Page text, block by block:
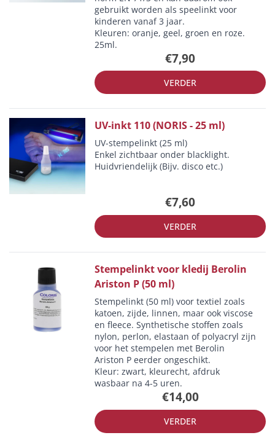
gebruikt worden als speelinkt voor
kinderen vanaf 3 jaar.
Kleuren: oranje, geel, groen en roze.
25ml.
€7,90
VERDER
UV-inkt 110 (NORIS - 25 ml)
UV-stempelinkt (25 ml)
Enkel zichtbaar onder blacklight.
Huidvriendelijk (Bijv. disco etc.)
€7,60
VERDER
Stempelinkt voor kledij Berolin
Ariston P (50 ml)
Stempelinkt (50 ml) voor textiel zoals
katoen, zijde, linnen, maar ook viscose
en fleece. Synthetische stoffen zoals
nylon, perlon, elastaan of polyacryl zijn
voor het stempelen met Berolin
Ariston P eerder ongeschikt.
Kleur: zwart, kleurecht, afdruk
wasbaar na 4-5 uren.
€14,00
VERDER